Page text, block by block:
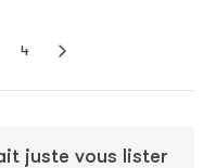
4
juste vous lister